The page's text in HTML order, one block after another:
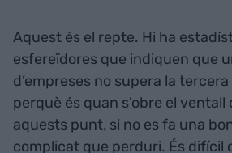
Aquest és el repte. Hi ha
esfereïdores que indiquen que
d’empreses no supera la
perquè és quan s'obre el ventall
aquests punt, si no es fa una
complicat que perduri. És difícil